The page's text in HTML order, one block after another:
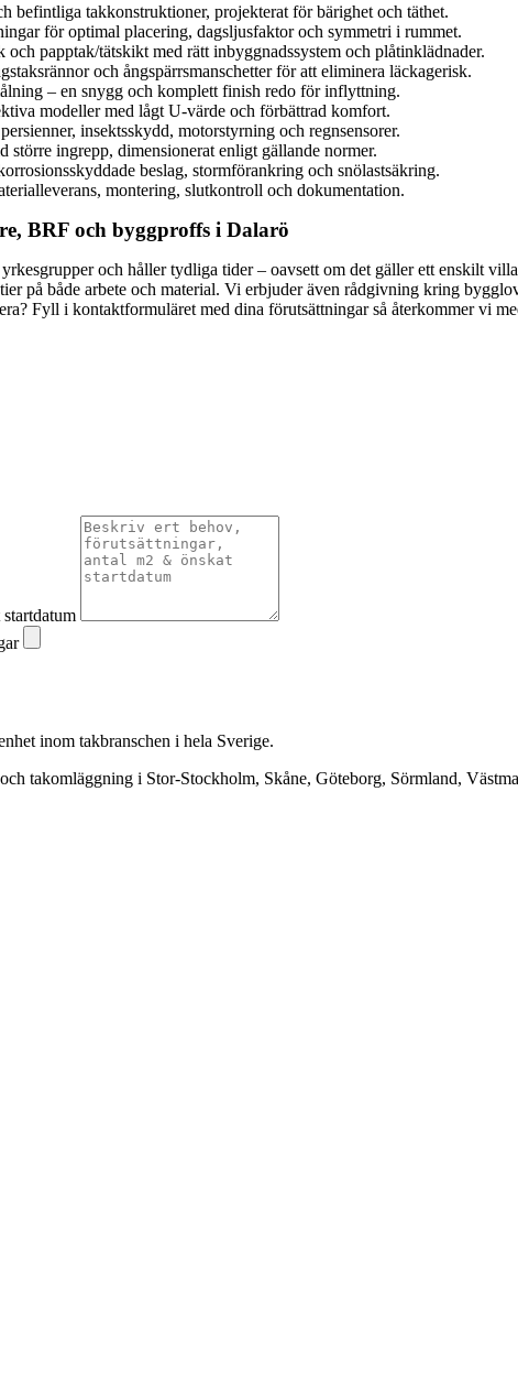
befintliga takkonstruktioner, projekterat för bärighet och täthet.
för optimal placering, dagsljusfaktor och symmetri i rummet.
papptak/tätskikt med rätt inbyggnadssystem och plåtinklädnader.
och ångspärrsmanschetter för att eliminera läckagerisk.
– en snygg och komplett finish redo för inflyttning.
modeller med lågt U-värde och förbättrad komfort.
insektsskydd, motorstyrning och regnsensorer.
ingrepp, dimensionerat enligt gällande normer.
beslag, stormförankring och snölastsäkring.
montering, slutkontroll och dokumentation.
BRF och byggproffs i Dalarö
och håller tydliga tider – oavsett om det gäller ett enskilt
på både arbete och material. Vi erbjuder även rådgivning kring
Fyll i kontaktformuläret med dina förutsättningar så återkommer vi
inom takbranschen i hela Sverige.
takomläggning i Stor-Stockholm, Skåne, Göteborg, Sörmland,